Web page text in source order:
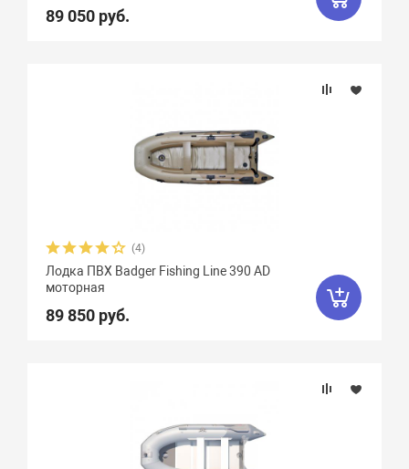
Вид транца
Крепление сидений
Количество сидений
89 050 руб.
(4)
Лодка ПВХ Badger Fishing Line 390 AD
моторная
89 850 руб.